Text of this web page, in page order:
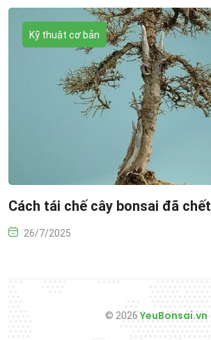
Kỹ thuật cơ bản
Cách tái chế cây bonsai đã chết
26/7/2025
© 2026 YeuBonsai.vn